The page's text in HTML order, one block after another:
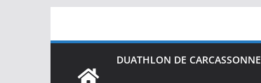
DUATHLON DE CARCASSONNE